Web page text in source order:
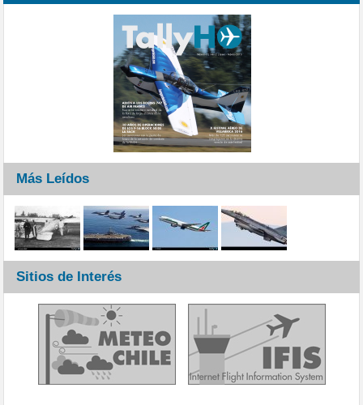
Más Leídos
Sitios de Interés